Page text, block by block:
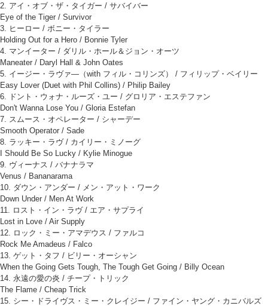
2. アイ・オブ・ザ・タイガー / サバイバー
Eye of the Tiger / Survivor
3. ヒーロー / ボニー・タイラー
Holding Out for a Hero / Bonnie Tyler
4. マンイーター / ダリル・ホール＆ジョン・オーツ
Maneater / Daryl Hall & John Oates
5. イージー・ラヴァ―（with フィル・コリンズ） / フィリップ・ベイリー
Easy Lover (Duet with Phil Collins) / Philip Bailey
6. ドント・ウォナ・ルーズ・ユー / グロリア・エステファン
Don't Wanna Lose You / Gloria Estefan
7. スムース・オペレーター / シャーデー
Smooth Operator / Sade
8. ラッキー・ラヴ / カイリー・ミノーグ
I Should Be So Lucky / Kylie Minogue
9. ヴィーナス / バナナラマ
Venus / Bananarama
10. ダウン・アンダー / メン・アット・ワーク
Down Under / Men At Work
11. ロスト・イン・ラヴ / エア・サプライ
Lost in Love / Air Supply
12. ロック・ミー・アマデウス / ファルコ
Rock Me Amadeus / Falco
13. ゲット・タフ / ビリー・オーシャン
When the Going Gets Tough, The Tough Get Going / Billy Ocean
14. 永遠の愛の炎 / チープ・トリック
The Flame / Cheap Trick
15. シー・ドライヴス・ミー・クレイジー / ファイン・ヤング・カニバルズ